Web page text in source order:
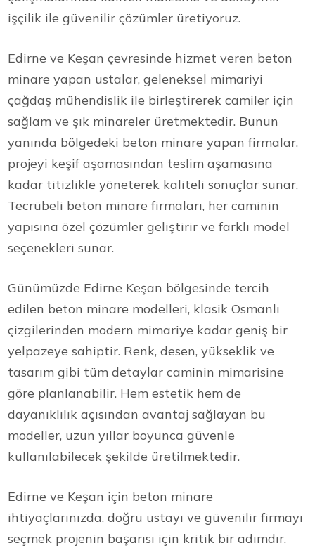
işçilik ile güvenilir çözümler üretiyoruz.
Edirne ve Keşan çevresinde hizmet veren beton
minare yapan ustalar, geleneksel mimariyi
çağdaş mühendislik ile birleştirerek camiler için
sağlam ve şık minareler üretmektedir. Bunun
yanında bölgedeki beton minare yapan firmalar,
projeyi keşif aşamasından teslim aşamasına
kadar titizlikle yöneterek kaliteli sonuçlar sunar.
Tecrübeli beton minare firmaları, her caminin
yapısına özel çözümler geliştirir ve farklı model
seçenekleri sunar.
Günümüzde Edirne Keşan bölgesinde tercih
edilen beton minare modelleri, klasik Osmanlı
çizgilerinden modern mimariye kadar geniş bir
yelpazeye sahiptir. Renk, desen, yükseklik ve
tasarım gibi tüm detaylar caminin mimarisine
göre planlanabilir. Hem estetik hem de
dayanıklılık açısından avantaj sağlayan bu
modeller, uzun yıllar boyunca güvenle
kullanılabilecek şekilde üretilmektedir.
Edirne ve Keşan için beton minare
ihtiyaçlarınızda, doğru ustayı ve güvenilir firmayı
seçmek projenin başarısı için kritik bir adımdır.